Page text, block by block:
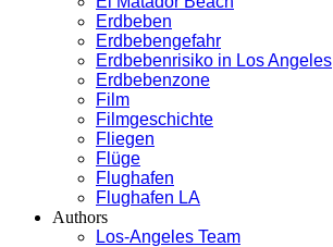
Erdbeben
Erdbebengefahr
Erdbebenrisiko in Los Angeles
Erdbebenzone
Film
Filmgeschichte
Fliegen
Flüge
Flughafen
Flughafen LA
Authors
Los-Angeles Team